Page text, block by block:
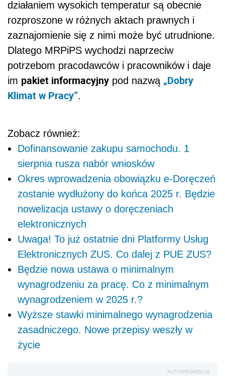
działaniem wysokich temperatur są obecnie
rozproszone w różnych aktach prawnych i
zaznajomienie się z nimi może być utrudnione.
Dlatego MRPiPS wychodzi naprzeciw
potrzebom pracodawców i pracowników i daje
im pakiet informacyjny pod nazwą „Dobry
Klimat w Pracy”.
Zobacz również:
Dofinansowanie zakupu samochodu. 1
sierpnia rusza nabór wniosków
Okres wprowadzenia obowiązku e-Doręczeń
zostanie wydłużony do końca 2025 r. Będzie
nowelizacja ustawy o doręczeniach
elektronicznych
Uwaga! To już ostatnie dni Platformy Usług
Elektronicznych ZUS. Co dalej z PUE ZUS?
Będzie nowa ustawa o minimalnym
wynagrodzeniu za pracę. Co z minimalnym
wynagrodzeniem w 2025 r.?
Wyższe stawki minimalnego wynagrodzenia
zasadniczego. Nowe przepisy weszły w
życie
AUTOPROMOCJA